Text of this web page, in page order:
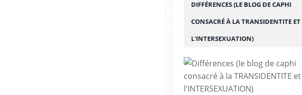
DIFFÉRENCES (LE BLOG DE CAPHI
CONSACRÉ À LA TRANSIDENTITE ET
L'INTERSEXUATION)